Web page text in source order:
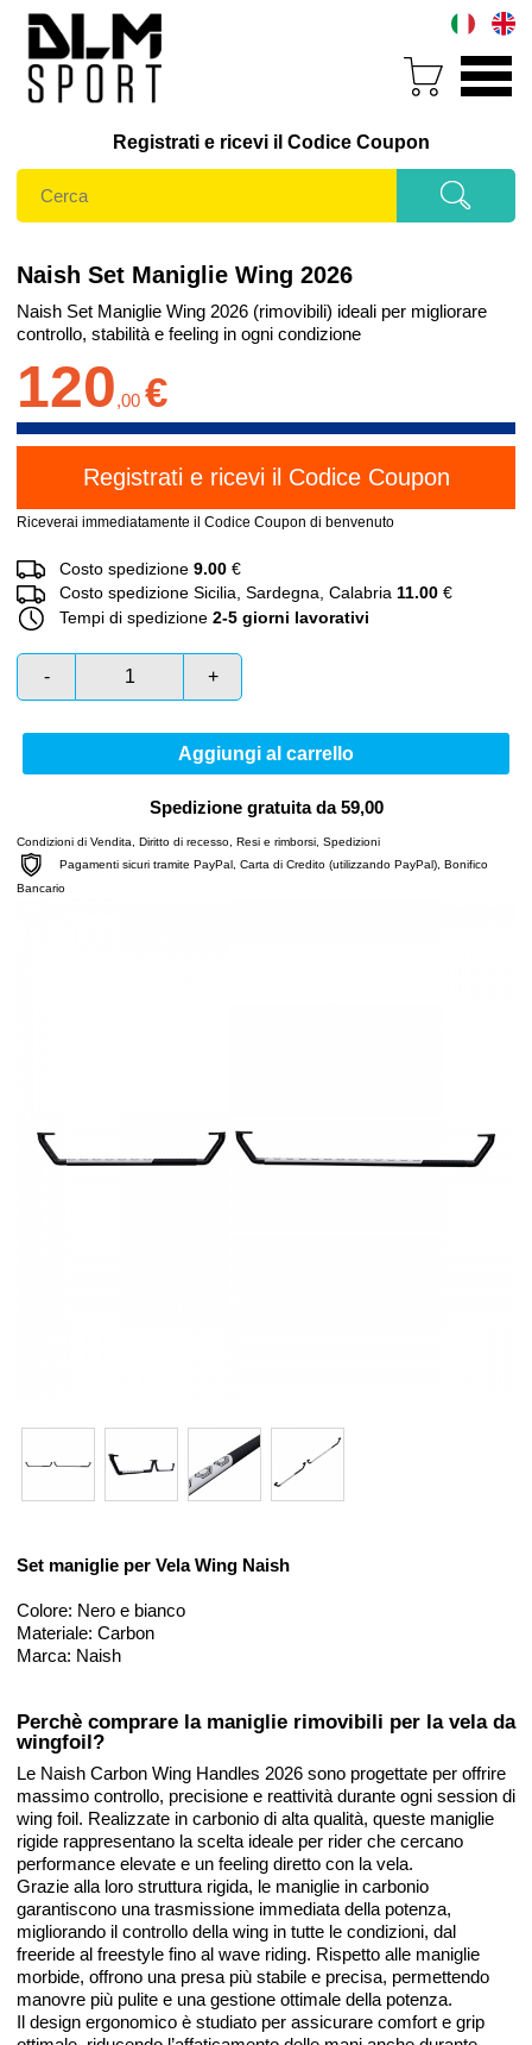
Registrati e ricevi il Codice Coupon
Naish Set Maniglie Wing 2026
Naish Set Maniglie Wing 2026 (rimovibili) ideali per migliorare
controllo, stabilità e feeling in ogni condizione
120,00 €
Riceverai immediatamente il Codice Coupon di benvenuto
Costo spedizione 9.00 €
Costo spedizione Sicilia, Sardegna, Calabria 11.00 €
Tempi di spedizione 2-5 giorni lavorativi
- +
Aggiungi al carrello
Spedizione gratuita da 59,00
Condizioni di Vendita Diritto di recesso Resi e rimborsi Spedizioni
Pagamenti sicuri tramite PayPal, Carta di Credito (utilizzando PayPal), Bonifico
Bancario
Set maniglie per Vela Wing Naish
Colore: Nero e bianco
Materiale: Carbon
Marca: Naish
Perchè comprare la maniglie rimovibili per la vela da
wingfoil?
Le Naish Carbon Wing Handles 2026 sono progettate per offrire
massimo controllo, precisione e reattività durante ogni session di
wing foil. Realizzate in carbonio di alta qualità, queste maniglie
rigide rappresentano la scelta ideale per rider che cercano
performance elevate e un feeling diretto con la vela.
Grazie alla loro struttura rigida, le maniglie in carbonio
garantiscono una trasmissione immediata della potenza,
migliorando il controllo della wing in tutte le condizioni, dal
freeride al freestyle fino al wave riding. Rispetto alle maniglie
morbide, offrono una presa più stabile e precisa, permettendo
manovre più pulite e una gestione ottimale della potenza.
Il design ergonomico è studiato per assicurare comfort e grip